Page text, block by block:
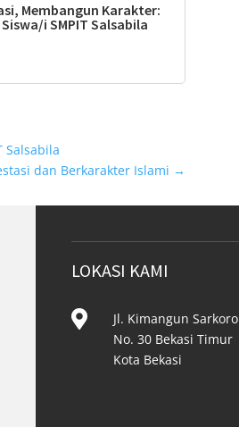
Membangun Karakter:
i SMPIT Salsabila
Salsabila
dan Berkarakter Islami →
LOKASI KAMI

Jl. Kimangun Sarkoro
No. 30 Bekasi Timur
Kota Bekasi